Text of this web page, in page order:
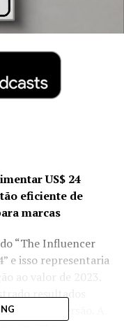
US$ 24
eficiente de
marcas
“The Influencer
e isso representaria
ao valor de 2023.
resultados
e conversão. A